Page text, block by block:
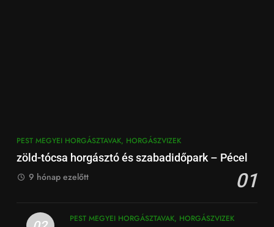
PEST MEGYEI HORGÁSZTAVAK, HORGÁSZVIZEK
zöld-tócsa horgásztó és szabadidőpark – Pécel
01
9 hónap ezelőtt
PEST MEGYEI HORGÁSZTAVAK, HORGÁSZVIZEK